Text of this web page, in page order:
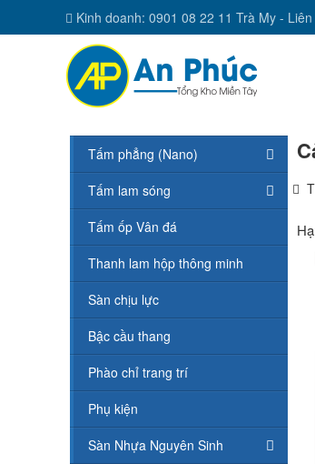
Kinh doanh: 0901 08 22 11 Trà My -
Tấm phẳng (Nano)
Tấm lam sóng
Tấm ốp Vân đá
Thanh lam hộp thông minh
Sàn chịu lực
Bậc cầu thang
Phào chỉ trang trí
Phụ kiện
Sàn Nhựa Nguyên Sinh